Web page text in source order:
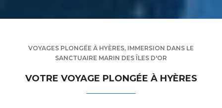
VOYAGES PLONGÉE À HYÈRES, IMMERSION DANS LE
SANCTUAIRE MARIN DES ÎLES D'OR
VOTRE VOYAGE PLONGÉE À HYÈRES